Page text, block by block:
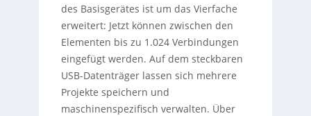
des Basisgerätes ist um das Vierfache
erweitert: Jetzt können zwischen den
Elementen bis zu 1.024 Verbindungen
eingefügt werden. Auf dem steckbaren
USB-Datenträger lassen sich mehrere
Projekte speichern und
maschinenspezifisch verwalten. Über